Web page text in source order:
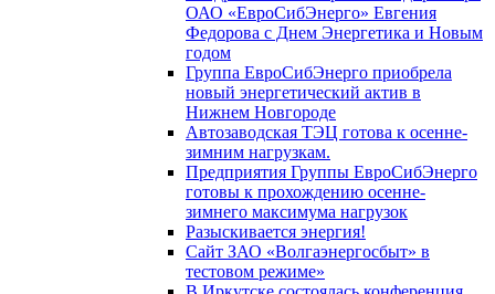
ОАО «ЕвроСибЭнерго» Евгения
Федорова с Днем Энергетика и Новым
годом
Группа ЕвроСибЭнерго приобрела
новый энергетический актив в
Нижнем Новгороде
Автозаводская ТЭЦ готова к осенне-
зимним нагрузкам.
Предприятия Группы ЕвроСибЭнерго
готовы к прохождению осенне-
зимнего максимума нагрузок
Разыскивается энергия!
Сайт ЗАО «Волгаэнергосбыт» в
тестовом режиме»